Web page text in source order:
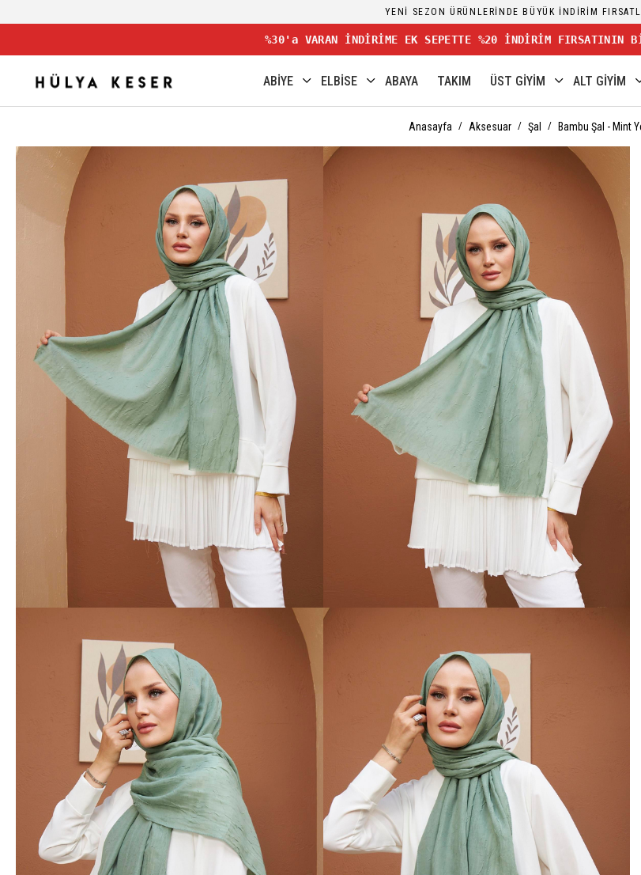
YENİ SEZON ÜRÜNLERİNDE BÜYÜK İNDİRİM
%30'a VARAN İNDİRİME EK SEPETTE %20 İNDİRİM FIRSATININ
ABİYE ELBİSE ABAYA TAKIM ÜST GİYİM ALT GİYİM
Anasayfa Aksesuar Şal Bambu Şal - Mint